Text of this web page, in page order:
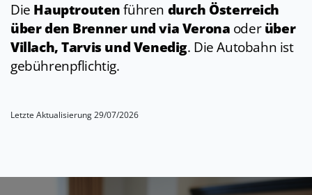
Die Hauptroutenführen durch Österreich
über den Brenner und via Verona oderüber
Villach, Tarvis und Venedig. Die Autobahn ist
gebührenpflichtig.
Letzte Aktualisierung 29/07/2026